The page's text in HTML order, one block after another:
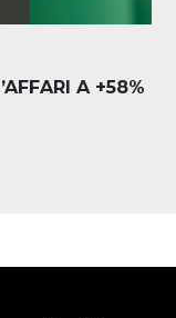
A +58%